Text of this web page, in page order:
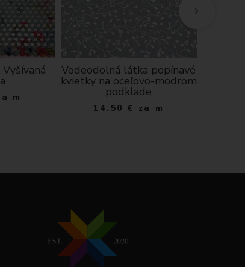
m
Vodeodolná látka popínavé
kvietky na oceľovo-modrom
podklade
14.50 € za m